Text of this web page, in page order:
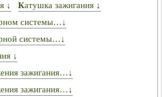
↓
Катушка зажигания ↓
системы…↓
системы…↓
↓
зажигания…↓
зажигания…↓